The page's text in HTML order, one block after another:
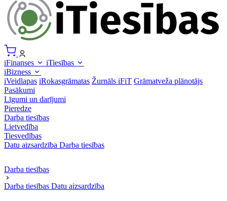
iFinanses
iTiesības
iBizness
iVeidlapas iRokasgrāmatas Žurnāls iFiT Grāmatveža plānotājs
Pasākumi
Līgumi un darījumi
Pieredze
Darba tiesības
Lietvedība
Tiesvedības
Datu aizsardzība Darba tiesības
Darba tiesības
Darba tiesības Datu aizsardzība